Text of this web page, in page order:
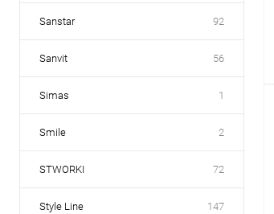
Sanstar 92
Sanvit 56
Simas 1
Smile 2
STWORKI 72
Style Line 147